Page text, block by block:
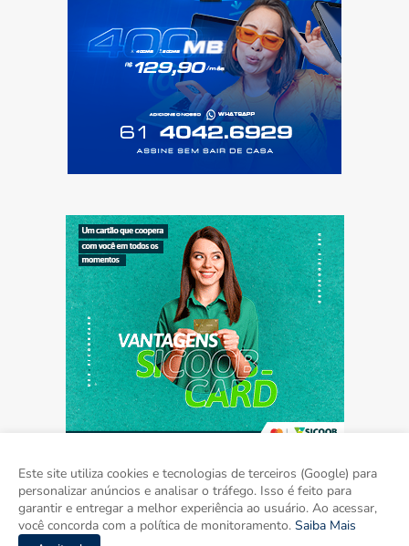
Home Sobre Contato Mídia Kit
Este site utiliza cookies e tecnologias de terceiros (Google) para
personalizar anúncios e analisar o tráfego. Isso é feito para
garantir e entregar a melhor experiência ao usuário. Ao acessar,
você concorda com a política de monitoramento. Saiba Mais